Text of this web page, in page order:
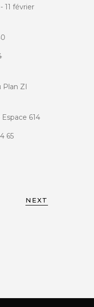
- 11 février
Plan ZI
Espace 614
65
NEXT